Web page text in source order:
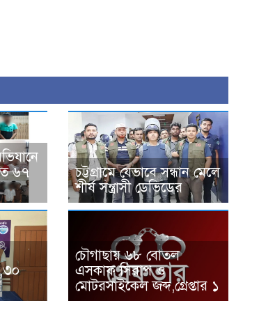
৬৭
চট্টগ্রামে যেভাবে সন্ধান মেলে
শীর্ষ সন্ত্রাসী ডেভিডের
চৌগাছায় ৬৮ বোতল
এসকাফ সিরাপ ও
মোটরসাইকেল জব্দ,গ্রেপ্তার ১